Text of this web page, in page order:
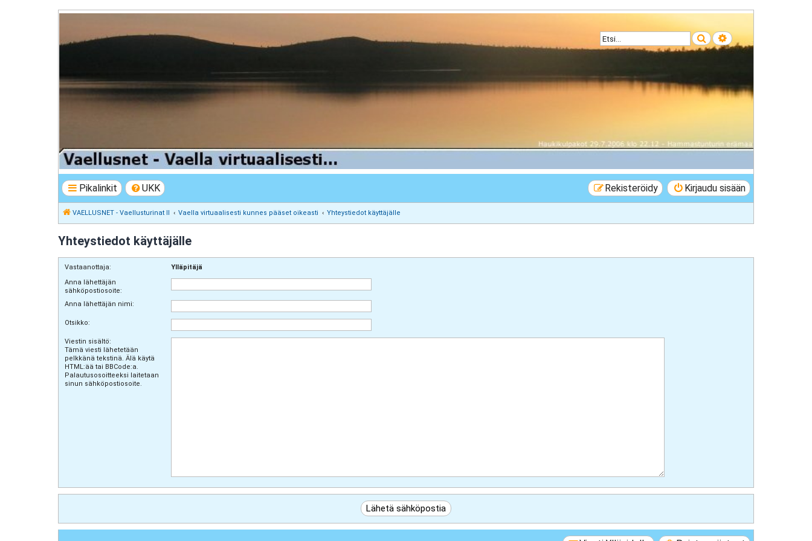
Etsi Tarkennettu haku
VAELLUSNET - Vaellusturinat II
Keskustelua vaeltamisesta ja Lapista
Pikalinkit UKK Kirjaudu sisään
Rekisteröidy
VAELLUSNET - Vaellusturinat II Vaella virtuaalisesti kunnes pääset oikeasti Yhteystiedot käyttäjälle
Yhteystiedot käyttäjälle
Vastaanottaja:
Ylläpitäjä
Anna lähettäjän
sähköpostiosoite:
Anna lähettäjän nimi:
Otsikko:
Viestin sisältö:
Tämä viesti lähetetään
pelkkänä tekstinä. Älä käytä
HTML:ää tai BBCode:a.
Palautusosoitteeksi laitetaan
sinun sähköpostiosoite.